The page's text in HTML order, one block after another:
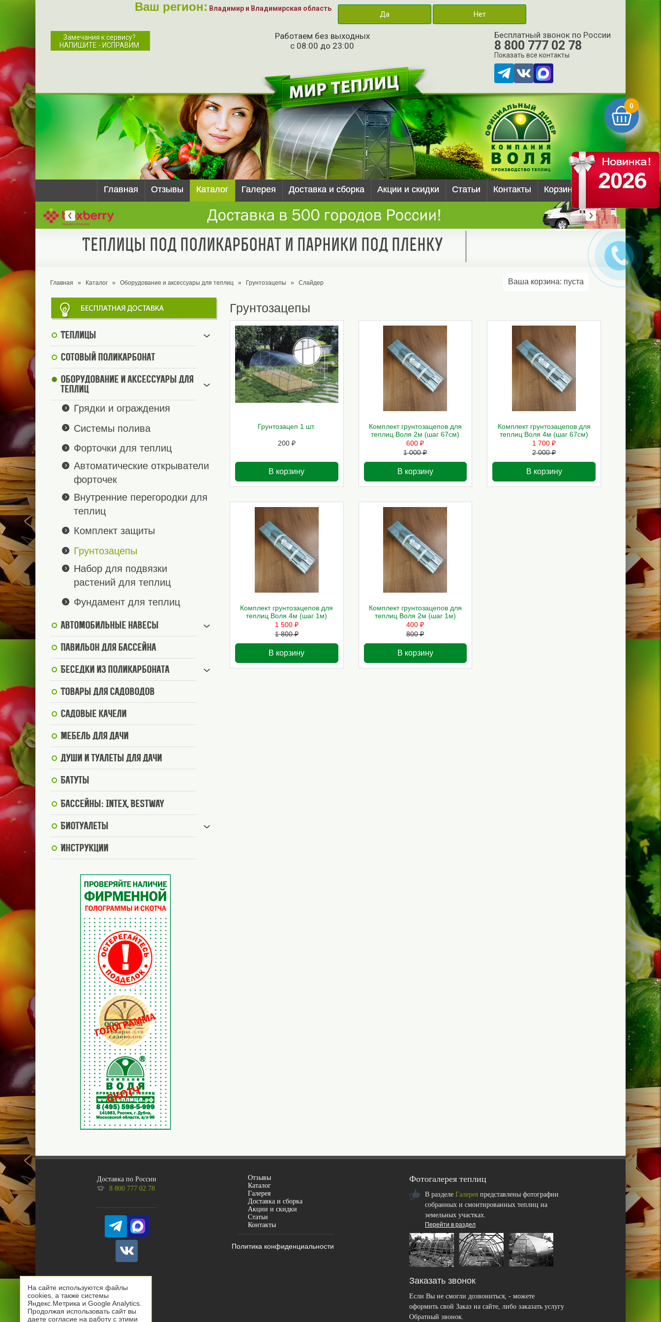
Ваш регион: Владимир и Владимирская область
Да Нет
Замечания к сервису?
НАПИШИТЕ - ИСПРАВИМ
Работаем без выходных
с 08:00 до 23:00
Бесплатный звонок по России
8 800 777 02 78
Показать все контакты
Главная Отзывы Каталог Галерея Доставка и сборка Акции и скидки Статьи Контакты Корзина
Теплицы под поликарбонат и парники под пленку
Ваша корзина: пуста
Главная » Каталог » Оборудование и аксессуары для теплиц » Грунтозацепы » Слайдер
Теплицы
Сотовый поликарбонат
Оборудование и аксессуары для
теплиц
Грядки и ограждения
Системы полива
Форточки для теплиц
Автоматические открыватели
форточек
Внутренние перегородки для
теплиц
Комплект защиты
Грунтозацепы
Набор для подвязки
растений для теплиц
Фундамент для теплиц
Автомобильные навесы
Павильон для бассейна
Беседки из поликарбоната
Товары для садоводов
Садовые качели
Мебель для дачи
Души и туалеты для дачи
Батуты
Бассейны: Intex, BestWay
Биотуалеты
Инструкции
Грунтозацепы
Грунтозацеп 1 шт.
200 ₽
В корзину
Комплект грунтозацепов для
теплиц Воля 2м (шаг 67см)
600 ₽
1 000 ₽
В корзину
Комплект грунтозацепов для
теплиц Воля 4м (шаг 67см)
1 700 ₽
2 000 ₽
В корзину
Комплект грунтозацепов для
теплиц Воля 4м (шаг 1м)
1 500 ₽
1 800 ₽
В корзину
Комплект грунтозацепов для
теплиц Воля 2м (шаг 1м)
400 ₽
800 ₽
В корзину
Доставка по России
8 800 777 02 78
Отзывы
Каталог
Галерея
Доставка и сборка
Акции и скидки
Статьи
Контакты
Политика конфиденциальности
Фотогалерея теплиц
В разделе Галерея представлены фотографии
собранных и смонтированных теплиц на
земельных участках.
Перейти в раздел
Заказать звонок
Если Вы не смогли дозвониться, - можете
оформить свой Заказ на сайте, либо заказать услугу
Обратный звонок.
На сайте используются файлы
cookies, а также системы
Яндекс.Метрика и Google Analytics.
Продолжая использовать сайт вы
даете согласие на работу с этими
0